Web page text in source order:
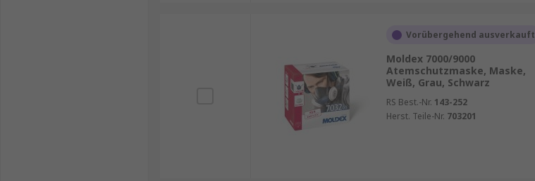
Vorübergehend ausverkauft
Moldex 7000/9000
Atemschutzmaske, Maske,
Weiß, Grau, Schwarz
RS Best.-Nr. 143-252
Herst. Teile-Nr. 703201